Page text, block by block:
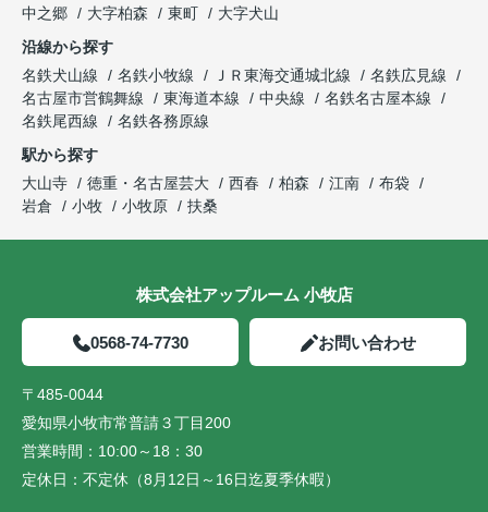
中之郷
大字柏森 東町
大字犬山
沿線から探す
名鉄犬山線
名鉄小牧線 ＪＲ東海交通城北線
名鉄広見線
名古屋市営鶴舞線
東海道本線 中央線
名鉄名古屋本線
名鉄尾西線
名鉄各務原線
駅から探す
大山寺
徳重・名古屋芸大 西春 柏森 江南
布袋
岩倉
小牧 小牧原 扶桑
株式会社アップルーム 小牧店
0568-74-7730 お問い合わせ
〒485-0044
愛知県小牧市常普請３丁目200
営業時間： 10:00～18：30
定休日： 不定休（8月12日～16日迄夏季休暇）